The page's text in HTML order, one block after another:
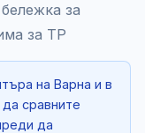
за
за ТР
на Варна и в
сравните
да